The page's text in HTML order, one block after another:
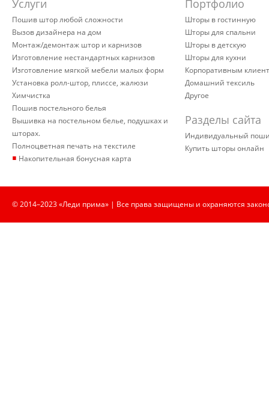
Услуги
Пошив штор любой сложности
Вызов дизайнера на дом
Монтаж/демонтаж штор и карнизов
Изготовление нестандартных карнизов
Изготовление мягкой мебели малых форм
Установка ролл-штор, плиссе, жалюзи
Химчистка
Пошив постельного белья
Вышивка на постельном белье, подушках и
шторах.
Полноцветная печать на текстиле
▪ Накопительная бонусная карта
Портфолио
Шторы в гостинную
Шторы для спальни
Шторы в детскую
Шторы для кухни
Корпоративным
Домашний тексиль
Другое
Разделы сайта
Индивидуальный
Купить шторы онлайн
© 2014–2023 «Леди прима» | Все права защищены и охраняются